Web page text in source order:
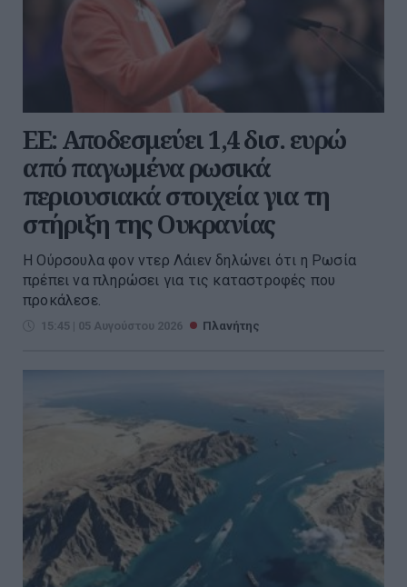
ΕΕ: Αποδεσμεύει 1,4 δισ. ευρώ
από παγωμένα ρωσικά
περιουσιακά στοιχεία για τη
στήριξη της Ουκρανίας
Η Ούρσουλα φον ντερ Λάιεν δηλώνει ότι η Ρωσία
πρέπει να πληρώσει για τις καταστροφές που
προκάλεσε.
15:45 | 05 Αυγούστου 2026 Πλανήτης